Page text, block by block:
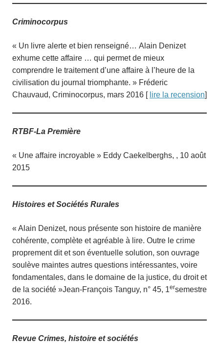
Criminocorpus
« Un livre alerte et bien renseigné… Alain Denizet
exhume cette affaire … qui permet de mieux
comprendre le traitement d’une affaire à l’heure de la
civilisation du journal triomphante. » Fréderic
Chauvaud, Criminocorpus, mars 2016 [ lire la recension]
RTBF-La Première
« Une affaire incroyable » Eddy Caekelberghs, , 10 août
2015
Histoires et Sociétés Rurales
« Alain Denizet, nous présente son histoire de manière
cohérente, complète et agréable à lire. Outre le crime
proprement dit et son éventuelle solution, son ouvrage
soulève maintes autres questions intéressantes, voire
fondamentales, dans le domaine de la justice, du droit et
de la société »Jean-François Tanguy, n° 45, 1ersemestre
2016.
Revue Crimes, histoire et sociétés